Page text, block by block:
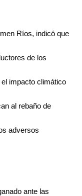
Ríos, indicó que
de los
impacto climático
al rebaño de
adversos
ante las